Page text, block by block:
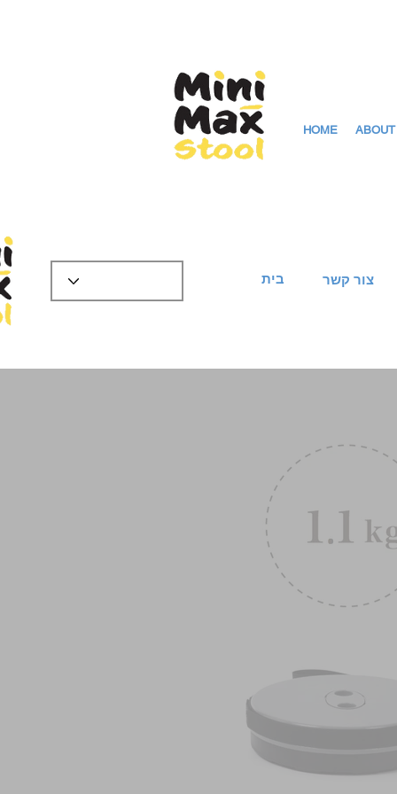
HOME
בית צור קשר